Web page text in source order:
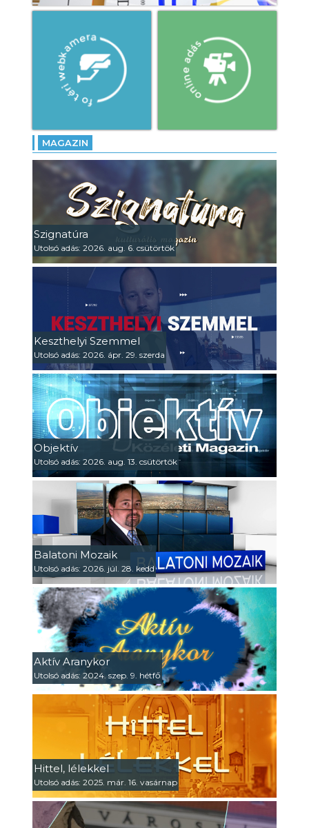
MAGAZIN
Szignatúra
Utolsó adás: 2026. aug. 6. csütörtök
Keszthelyi Szemmel
Utolsó adás: 2026. ápr. 29. szerda
Objektív
Utolsó adás: 2026. aug. 13. csütörtök
Balatoni Mozaik
Utolsó adás: 2026. júl. 28. kedd
Aktív Aranykor
Utolsó adás: 2024. szep. 9. hétfő
Hittel, lélekkel
Utolsó adás: 2025. már. 16. vasárnap